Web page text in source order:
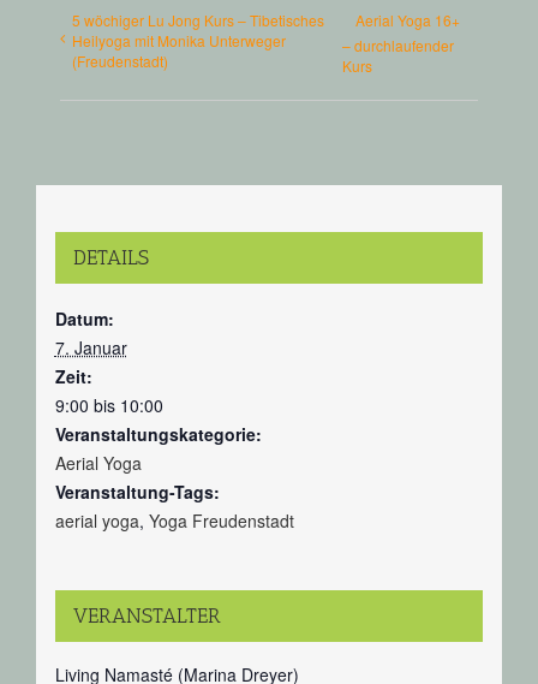
5 wöchiger Lu Jong Kurs – Tibetisches
Heilyoga mit Monika Unterweger
(Freudenstadt)
Aerial Yoga 16+
– durchlaufender
Kurs
DETAILS
Datum:
7. Januar
Zeit:
9:00 bis 10:00
Veranstaltungskategorie:
Aerial Yoga
Veranstaltung-Tags:
aerial yoga, Yoga Freudenstadt
VERANSTALTER
Living Namasté (Marina Dreyer)